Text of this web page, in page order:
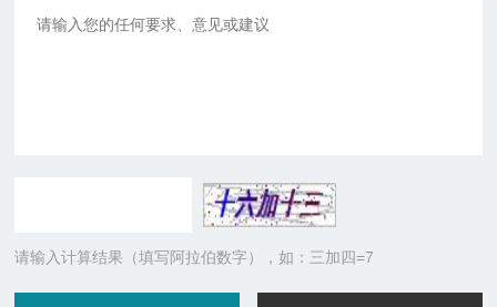
请输入计算结果（填写阿拉伯数字），如：三加四=7